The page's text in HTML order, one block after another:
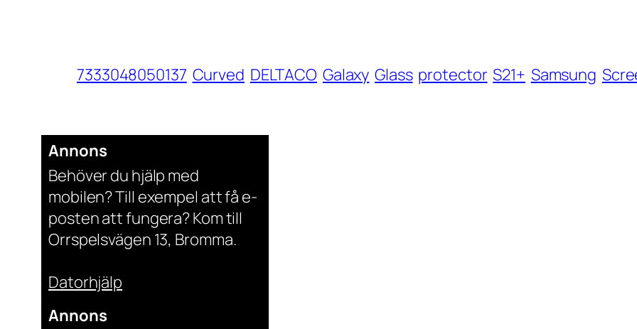
7333048050137 Curved DELTACO Galaxy Glass protector S21+ Samsung
Annons
Behöver du hjälp med
mobilen? Till exempel att få e-
posten att fungera? Kom till
Orrspelsvägen 13, Bromma.
Datorhjälp
Annons